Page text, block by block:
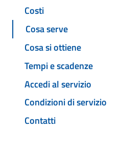
Costi
Cosa serve
Cosa si ottiene
Tempi e scadenze
Accedi al servizio
Condizioni di servizio
Contatti